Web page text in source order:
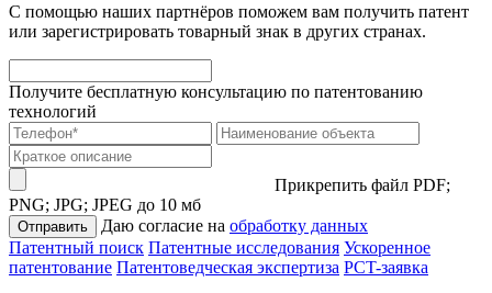
С помощью наших партнёров поможем вам получить патент
или зарегистрировать товарный знак в других странах.
Получите бесплатную консультацию по патентованию
технологий
Прикрепить файл PDF;
PNG; JPG; JPEG до 10 мб
Отправить Даю согласие на обработку данных
Патентный поиск Патентные исследования Ускоренное
патентование Патентоведческая экспертиза PCT-заявка